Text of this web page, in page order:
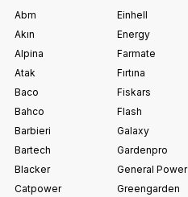
Abm
Akın
Alpina
Atak
Baco
Bahco
Barbieri
Bartech
Blacker
Catpower
Einhell
Energy
Farmate
Fırtına
Fiskars
Flash
Galaxy
Gardenpro
General Power
Greengarden